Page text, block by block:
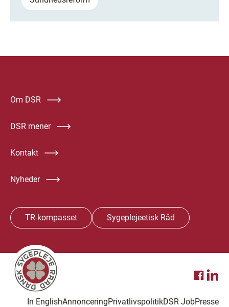
Om DSR
DSR mener
Kontakt
Nyheder
TR-kompasset Sygeplejeetisk Råd
In EnglishAnnonceringPrivatlivspolitikDSR JobPresse